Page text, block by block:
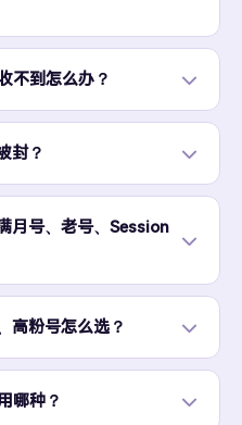
不到怎么办？
封？
月号、老号、Session
高粉号怎么选？
哪种？